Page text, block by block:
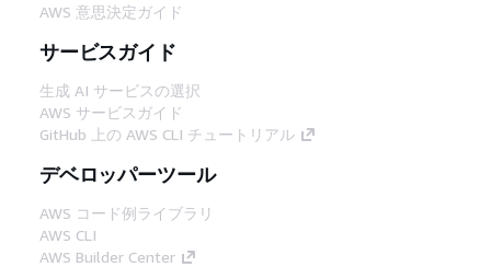
AWS 意思決定ガイド
サービスガイド
生成 AI サービスの選択
AWS サービスガイド
GitHub 上の AWS CLI チュートリアル
デベロッパーツール
AWS コード例ライブラリ
AWS CLI
AWS Builder Center